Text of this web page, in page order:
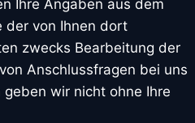
Ihre Angaben aus dem
der von Ihnen dort
zwecks Bearbeitung der
Anschlussfragen bei uns
wir nicht ohne Ihre